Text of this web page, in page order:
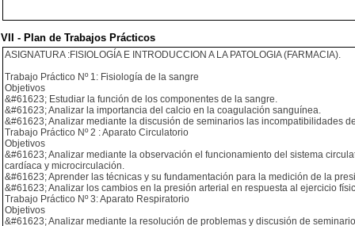
VII - Plan de Trabajos Prácticos
ASIGNATURA :FISIOLOGÍA E INTRODUCCION A LA PATOLOGIA (FARMACIA).
Trabajo Práctico Nº 1: Fisiología de la sangre
Objetivos
&#61623; Estudiar la función de los componentes de la sangre.
&#61623; Analizar la importancia del calcio en la coagulación sanguínea.
&#61623; Analizar mediante la discusión de seminarios las incompatibilidades
Trabajo Práctico Nº 2 : Aparato Circulatorio
Objetivos
&#61623; Analizar mediante la observación el funcionamiento del sistema
cardíaca y microcirculación.
&#61623; Aprender las técnicas y su fundamentación para la medición de la
&#61623; Analizar los cambios en la presión arterial en respuesta al ejercicio
Trabajo Práctico Nº 3: Aparato Respiratorio
Objetivos
&#61623; Analizar mediante la resolución de problemas y discusión de